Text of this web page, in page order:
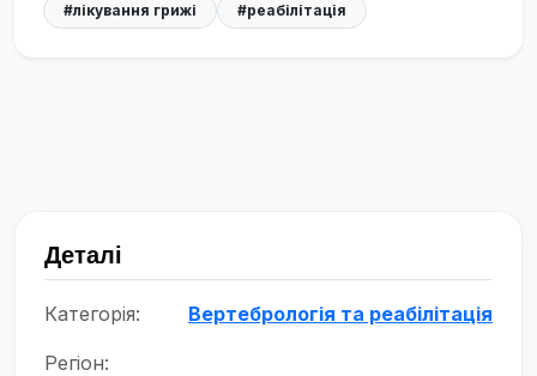
#лікування грижі
#реабілітація
Деталі
Категорія: Вертебрологія та реабілітація
Регіон: